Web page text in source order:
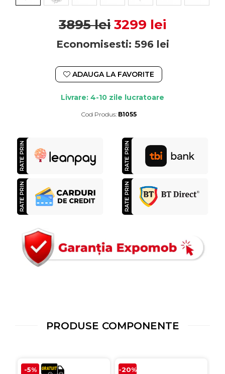
3895 lei 3299 lei
Economisesti: 596 lei
ADAUGA LA FAVORITE
Livrare: 4-10 zile lucratoare
Cod Produs: B1055
PRODUSE COMPONENTE
-5% -20%